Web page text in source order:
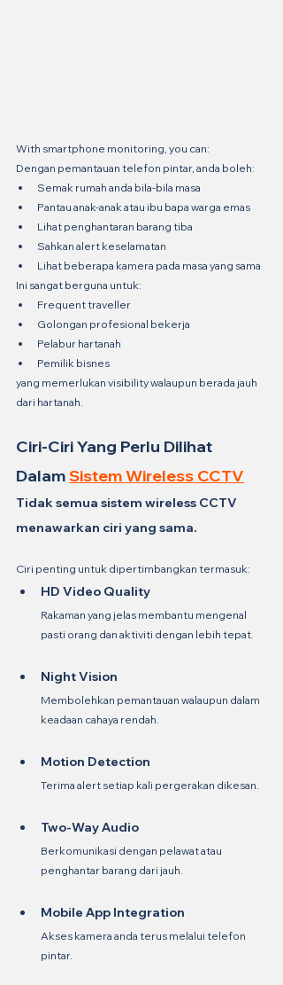
With smartphone monitoring, you can:
Dengan pemantauan telefon pintar, anda boleh:
Semak rumah anda bila-bila masa
Pantau anak-anak atau ibu bapa warga emas
Lihat penghantaran barang tiba
Sahkan alert keselamatan
Lihat beberapa kamera pada masa yang sama
Ini sangat berguna untuk:
Frequent traveller
Golongan profesional bekerja
Pelabur hartanah
Pemilik bisnes
yang memerlukan visibility walaupun berada jauh
dari hartanah.
Ciri-Ciri Yang Perlu Dilihat
Dalam Sistem Wireless CCTV
Tidak semua sistem wireless CCTV
menawarkan ciri yang sama.
Ciri penting untuk dipertimbangkan termasuk:
HD Video Quality
Rakaman yang jelas membantu mengenal
pasti orang dan aktiviti dengan lebih tepat.
Night Vision
Membolehkan pemantauan walaupun dalam
keadaan cahaya rendah.
Motion Detection
Terima alert setiap kali pergerakan dikesan.
Two-Way Audio
Berkomunikasi dengan pelawat atau
penghantar barang dari jauh.
Mobile App Integration
Akses kamera anda terus melalui telefon
pintar.